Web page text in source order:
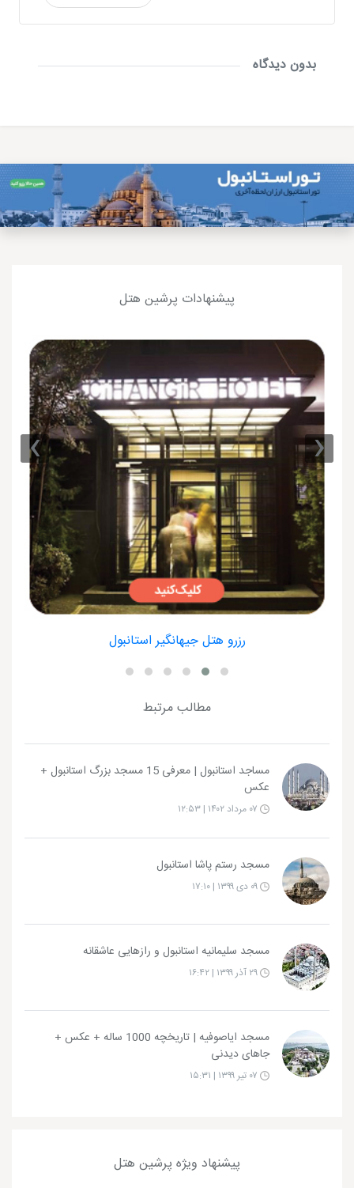
بدون دیدگاه
پیشنهادات پرشین هتل
رزرو هتل جیهانگیر استانبول
‹
›
مطالب مرتبط
مساجد استانبول | معرفی 15 مسجد بزرگ استانبول +
عکس
مسجد رستم پاشا استانبول
مسجد سلیمانیه استانبول و رازهایی عاشقانه
مسجد ایاصوفیه | تاریخچه 1000 ساله + عکس +
جاهای دیدنی
پیشنهاد ویژه پرشین هتل